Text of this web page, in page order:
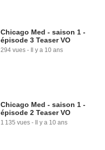
Chicago Med - saison 1 -
épisode 3 Teaser VO
294 vues - Il y a 10 ans
Chicago Med - saison 1 -
épisode 2 Teaser VO
1 135 vues - Il y a 10 ans